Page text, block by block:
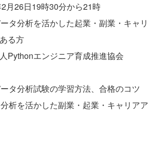
月26日19時30分から21時
タ分析を活かした起業・副業・キャリ
る方
Pythonエンジニア育成推進協会
タ分析試験の学習方法、合格のコツ
析を活かした副業・起業・キャリアア